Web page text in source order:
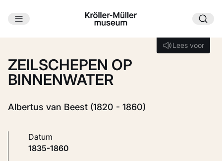
Ga naar hoofdinhoud
Lees voor
Lees voor
ZEILSCHEPEN OP
BINNENWATER
Albertus van Beest (1820 - 1860)
Datum
1835-1860